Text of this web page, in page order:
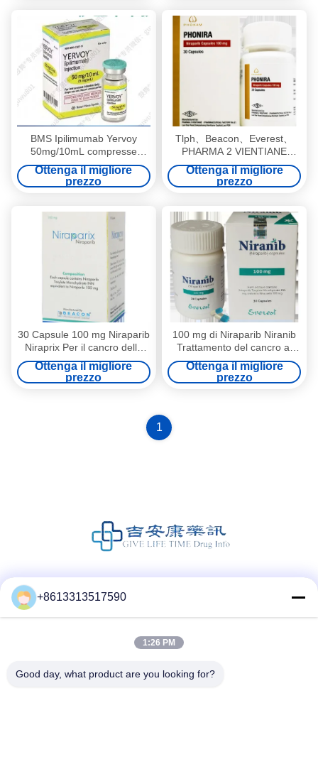
1 2 3
BMS Ipilimumab Yervoy
50mg/10mL compresse
Cancro del colon-retto,
carcinoma a cellule renali,
melanoma, carcinoma
polmone non a piccole
maligno per stadio 1 2 3 del
Ottenga il migliore
prezzo
Tlph、Beacon、Everest、
PHARMA 2 VIENTIANE
Niraparib ZL-2306 PHONIRA
100mg*30 compresse
Cancro ovarico, cancro delle
peritoneale per stadio 1 2 3
del cancro
Ottenga il migliore
prezzo
30 Capsule 100 mg Niraparib
Niraprix Per il cancro delle
tube di Falloppio
Ottenga il migliore
prezzo
100 mg di Niraparib Niranib
Trattamento del cancro al
peritoneo PARP-1,2 Obiettivo
Ottenga il migliore
prezzo
1
Social media
+8613313517590
1:26 PM
Good day, what product are you looking for?